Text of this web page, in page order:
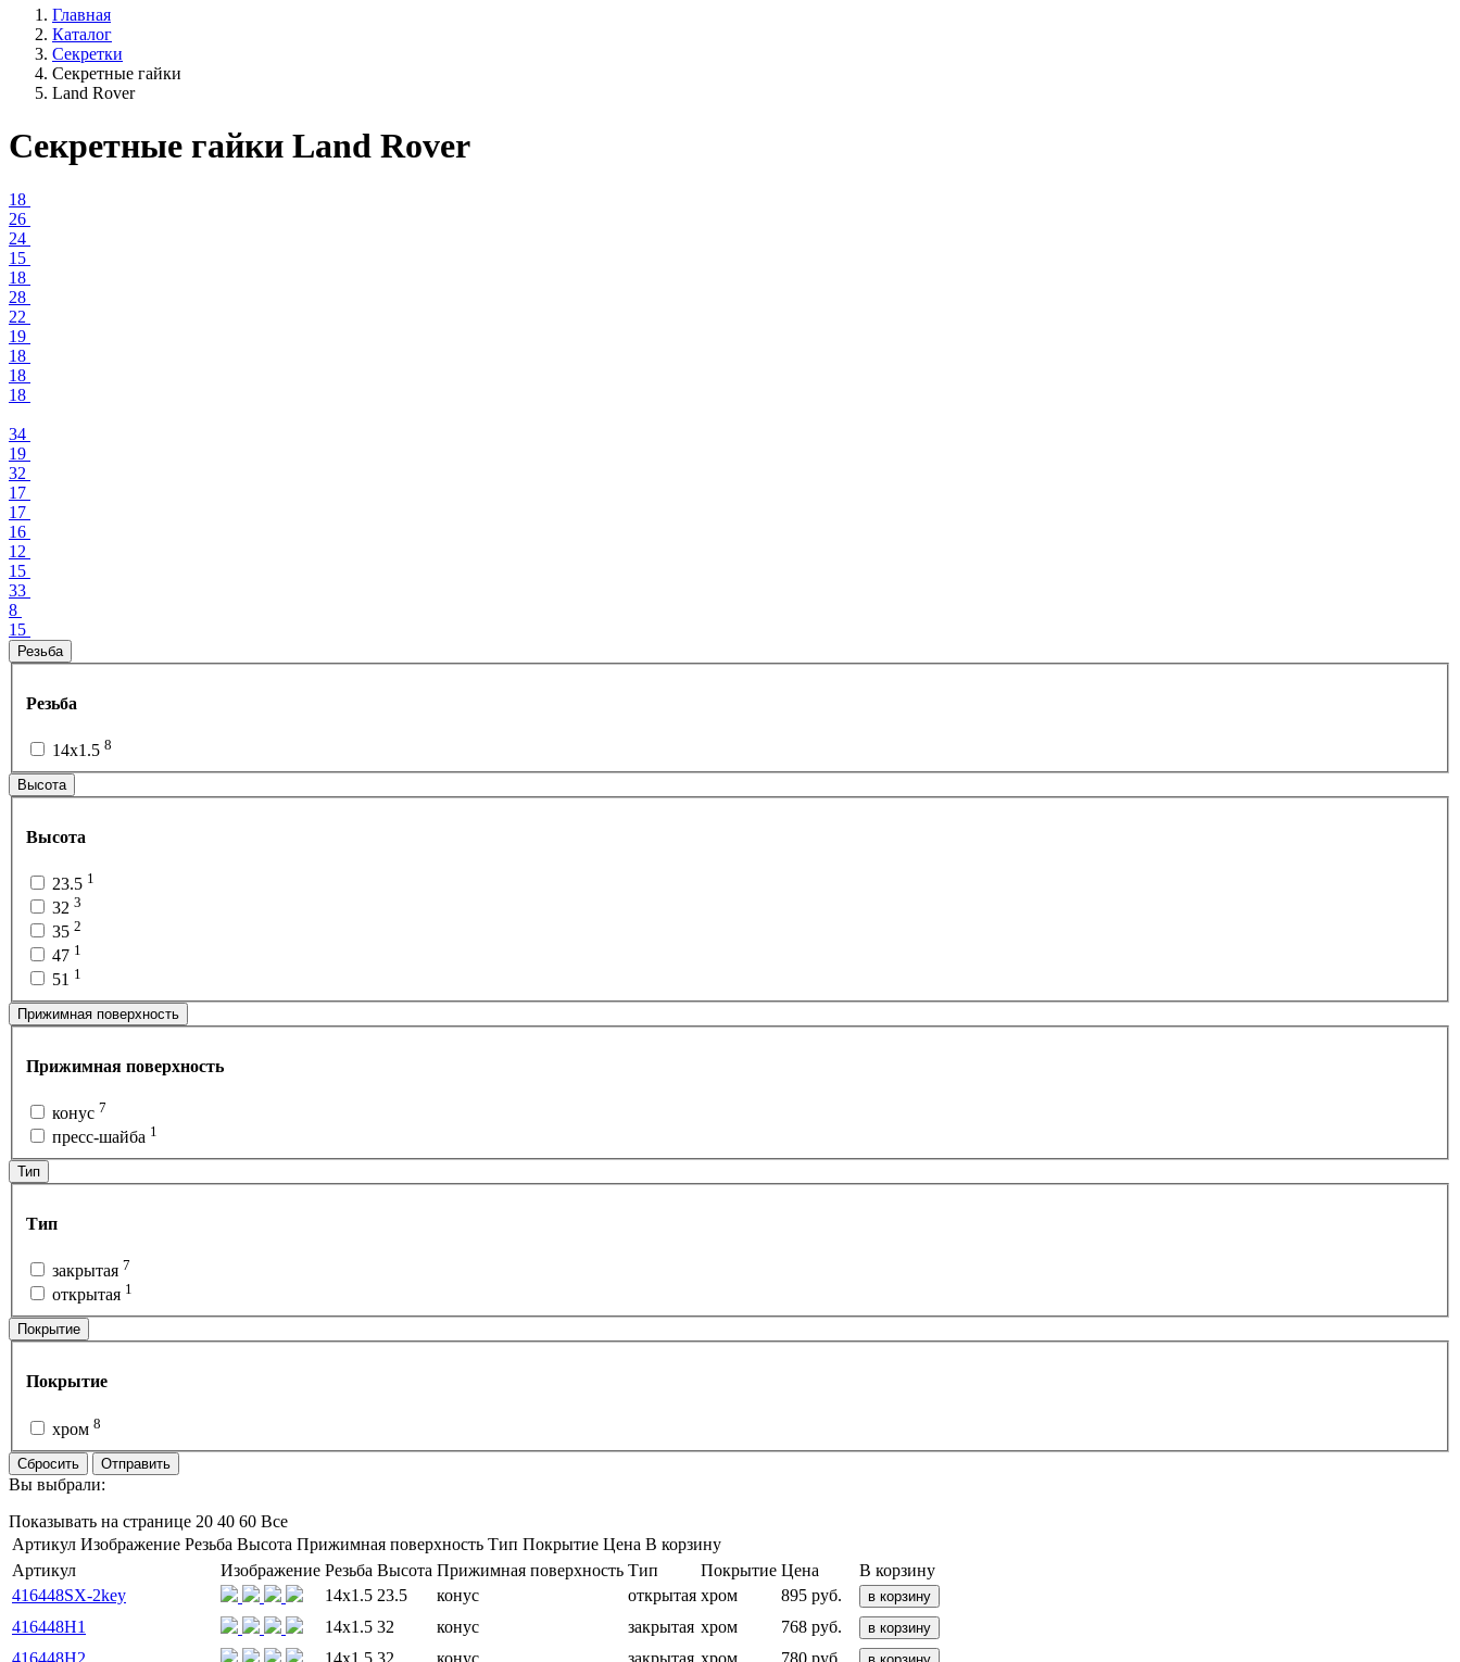
Главная
Каталог
Секретки
Секретные гайки
Land Rover
Секретные гайки Land Rover
18
26
24
15
18
28
22
19
18
18
18
34
19
32
17
17
16
12
15
33
8
15
Резьба
Резьба
14x1.5 8
Высота
Высота
23.5 1
32 3
35 2
47 1
51 1
Прижимная поверхность
Прижимная поверхность
конус 7
пресс-шайба 1
Тип
Тип
закрытая 7
открытая 1
Покрытие
Покрытие
хром 8
Сбросить Отправить
Вы выбрали:
Показывать на странице 20 40 60 Все
Артикул Изображение Резьба Высота Прижимная поверхность Тип Покрытие Цена В корзину
Артикул
Изображение Резьба Высота Прижимная поверхность Тип Покрытие Цена
В корзину
416448SX-2key
14x1.5 23.5 конус открытая хром 895 руб. в корзину
416448H1 14x1.5 32 конус закрытая хром 768 руб. в корзину
416448H2 14x1.5 32 конус закрытая хром 780 руб. в корзину